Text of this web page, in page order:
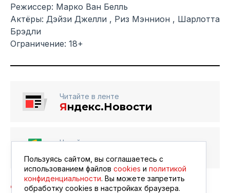
Режиссер: Марко Ван Белль
Актёры: Дэйзи Джелли , Риз Мэннион , Шарлотта
Брэдли
Ограничение: 18+
Читайте в ленте
Яндекс.Новости
Читайте в ленте
Пользуясь сайтом, вы соглашаетесь с
использованием файлов cookies и политикой
конфиденциальности. Вы можете запретить
обработку сookies в настройках браузера.